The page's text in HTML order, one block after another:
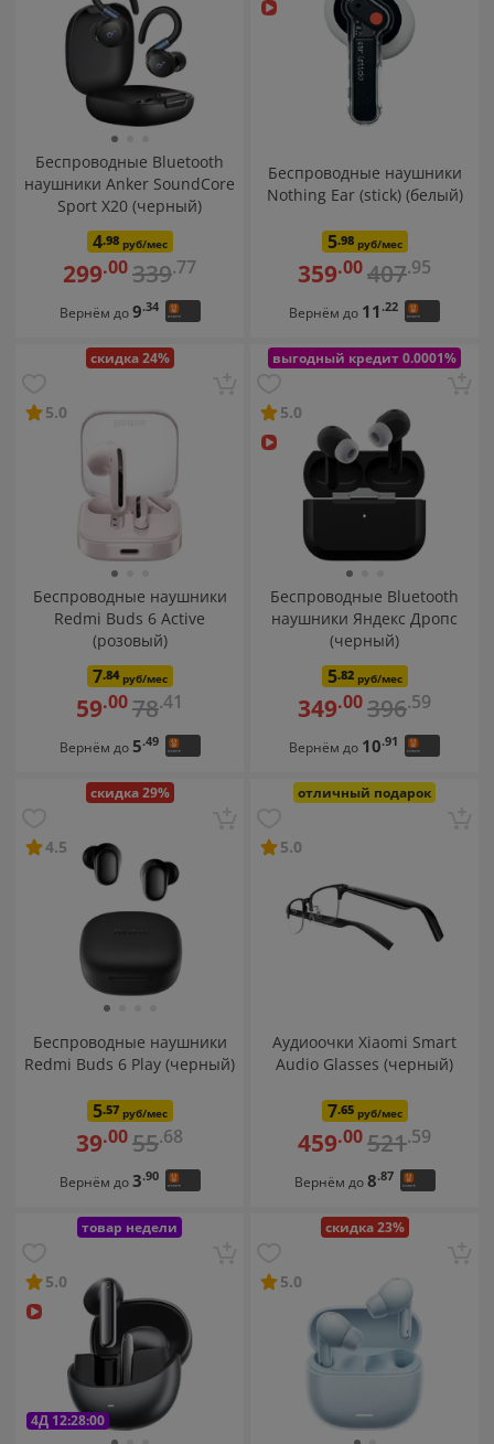
Беспроводные Bluetooth
наушники Anker SoundCore
Sport X20 (черный)
4.98руб/мес
299.00339.77
Вернём до9.34
Беспроводные наушники
Nothing Ear (stick) (белый)
5.98руб/мес
359.00407.95
Вернём до 11 .22
скидка 24%
5.0
Беспроводные наушники
Redmi Buds 6 Active
(розовый)
7.84руб/мес
59.0078.41
Вернём до5.49
выгодный кредит 0.0001%
5.0
Беспроводные Bluetooth
наушники Яндекс Дропс
(черный)
5.82руб/мес
349.00396.59
Вернём до 10.91
скидка 29%
4.5
Беспроводные наушники
Redmi Buds 6 Play (черный)
5.57руб/мес
39.0055.68
Вернём до3.90
отличный подарок
5.0
Аудиоочки Xiaomi Smart
Audio Glasses (черный)
7.65руб/мес
459.00521.59
Вернём до8.87
4Д 12:27:59
товар недели
5.0
скидка 23%
5.0